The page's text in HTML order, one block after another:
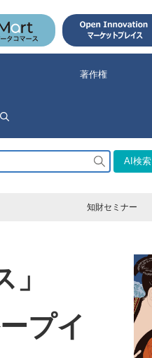
著作権
検
索
AI検索
知財セミナー
プイ